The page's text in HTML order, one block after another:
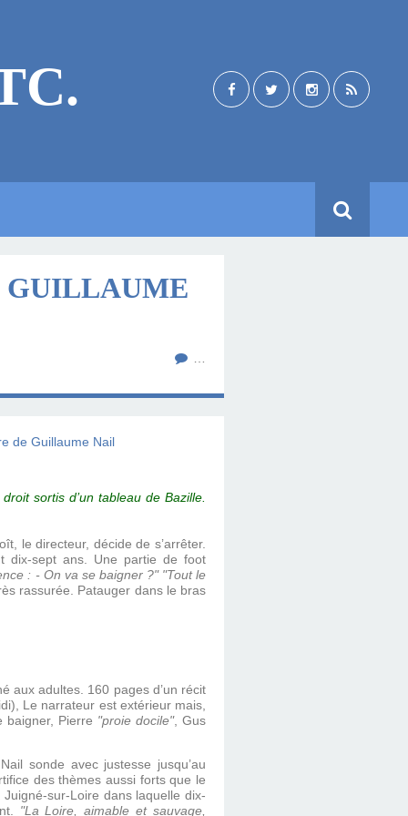
GUILLAUME
…
sortis d’un tableau de Bazille.
le directeur, décide de s’arrêter.
dix-sept ans. Une partie de foot
: - On va se baigner ?" "Tout le
rassurée. Patauger dans le bras
aux adultes. 160 pages d’un récit
Le narrateur est extérieur mais,
baigner, Pierre "proie docile", Gus
sonde avec justesse jusqu’au
des thèmes aussi forts que le
sur-Loire dans laquelle dix-
"La Loire, aimable et sauvage,